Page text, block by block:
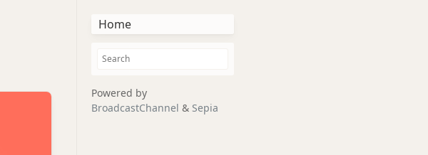
Home
Powered by
BroadcastChannel & Sepia